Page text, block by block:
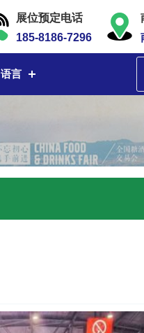
展位预定电话
185-8186-7296
语言